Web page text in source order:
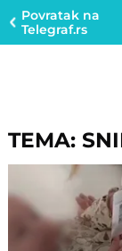
Povratak na
Telegraf.rs
TEMA: